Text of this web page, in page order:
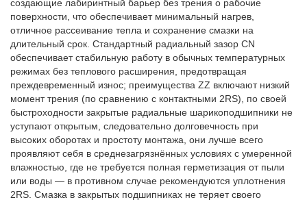
создающие лабиринтный барьер без трения о рабочие
поверхности, что обеспечивает минимальный нагрев,
отличное рассеивание тепла и сохранение смазки на
длительный срок. Стандартный радиальный зазор CN
обеспечивает стабильную работу в обычных температурных
режимах без теплового расширения, предотвращая
преждевременный износ; преимущества ZZ включают низкий
момент трения (по сравнению с контактными 2RS), по своей
быстроходности закрытые радиальные шарикоподшипники не
уступают открытым, следовательно долговечность при
высоких оборотах и простоту монтажа, они лучше всего
проявляют себя в среднезагрязнённых условиях с умеренной
влажностью, где не требуется полная герметизация от пыли
или воды — в противном случае рекомендуются уплотнения
2RS. Смазка в закрытых подшипниках не теряет своего